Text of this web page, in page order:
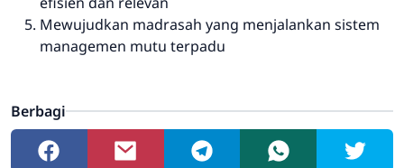
Mewujudkan madrasah yang menjalankan sistem
managemen mutu terpadu
Berbagi